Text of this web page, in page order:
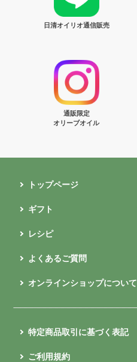
日清オイリオ通信販売
通販限定
オリーブオイル
トップページ
ギフト
レシピ
よくあるご質問
オンラインショップについて
特定商品取引に基づく表記
ご利用規約